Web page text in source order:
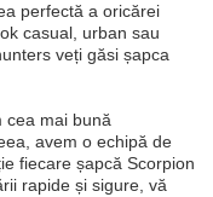
perfectă a oricărei
casual, urban sau
veți găsi șapca
cea mai bună
avem o echipă de
fiecare șapcă Scorpion
rapide și sigure, vă